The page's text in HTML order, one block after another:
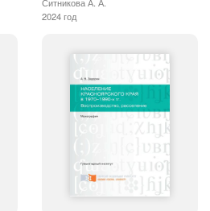
2024 год